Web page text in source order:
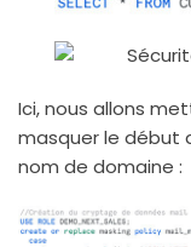
Ici, nous allons
masquer le début
nom de domaine :